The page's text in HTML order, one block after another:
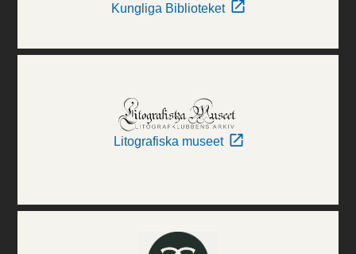
Kungliga Biblioteket
Litografiska museet